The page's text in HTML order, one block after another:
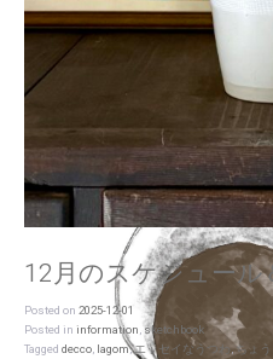
12月のスケジュール
Posted on 2025-12-01
Posted in information,sketchbook
Tagged decco, lagom,エッセイなうつわ,ちょ